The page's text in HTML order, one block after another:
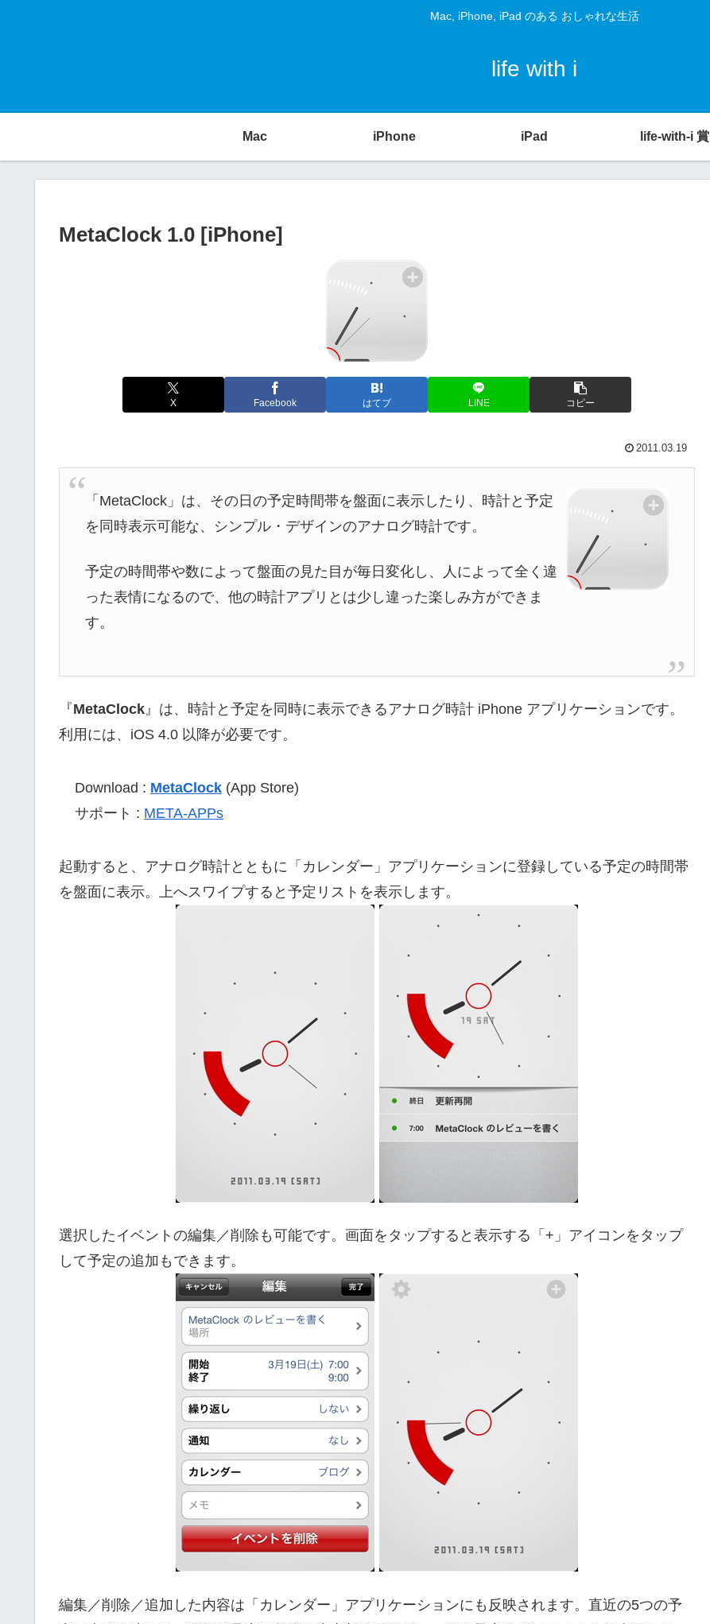
Mac, iPhone, iPad のある おしゃれな生活
life with i
Mac iPhone iPad life-with-i 賞
MetaClock 1.0 [iPhone]
X Facebook はてブ LINE コピー
2011.03.19
「MetaClock」は、その日の予定時間帯を盤面に表示したり、時計と予定
を同時表示可能な、シンプル・デザインのアナログ時計です。
予定の時間帯や数によって盤面の見た目が毎日変化し、人によって全く違
った表情になるので、他の時計アプリとは少し違った楽しみ方ができま
す。
『MetaClock 』は、時計と予定を同時に表示できるアナログ時計 iPhone アプリケーションです。
利用には、iOS 4.0 以降が必要です。
Download : MetaClock (App Store)
サポート : META-APPs
起動すると、アナログ時計とともに「カレンダー」アプリケーションに登録している予定の時間帯
を盤面に表示。上へスワイプすると予定リストを表示します。
選択したイベントの編集／削除も可能です。画面をタップすると表示する「+」アイコンをタップ
して予定の追加もできます。
編集／削除／追加した内容は「カレンダー」アプリケーションにも反映されます。直近の5つの予